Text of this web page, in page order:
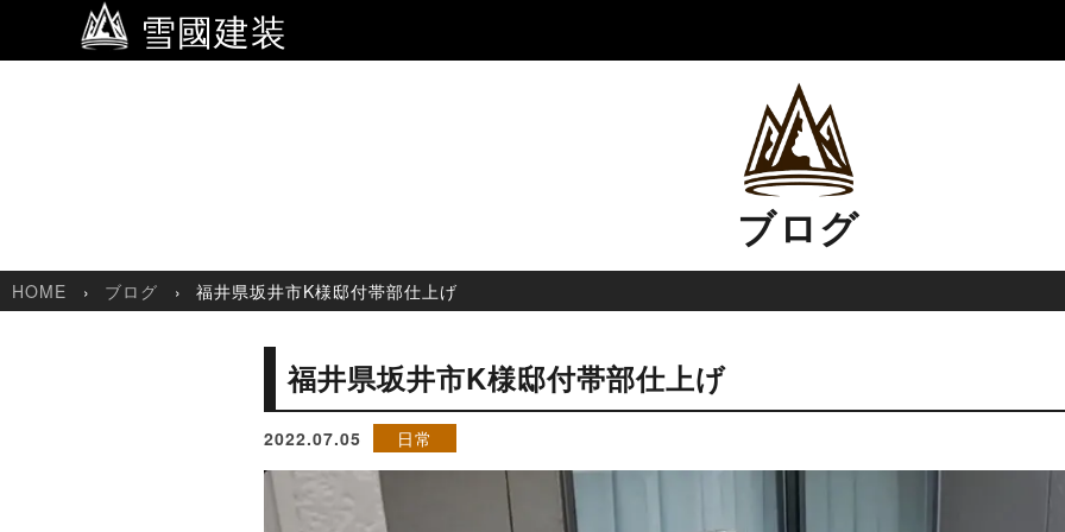
雪國建装
ブログ
HOME ブログ 福井県坂井市K様邸付帯部仕上げ
福井県坂井市K様邸付帯部仕上げ
2022.07.05 日常